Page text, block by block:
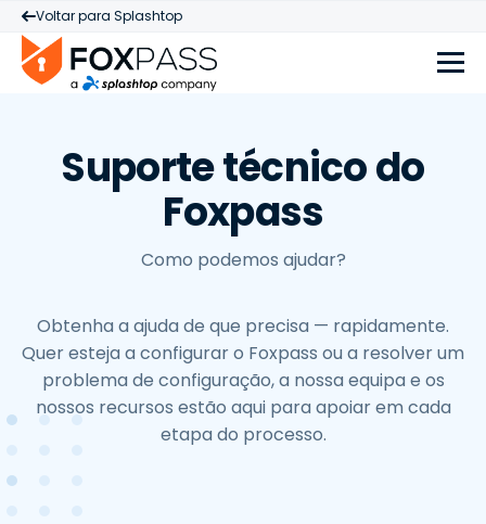
Voltar para Splashtop
Suporte técnico do
Foxpass
Como podemos ajudar?
Obtenha a ajuda de que precisa — rapidamente.
Quer esteja a configurar o Foxpass ou a resolver um
problema de configuração, a nossa equipa e os
nossos recursos estão aqui para apoiar em cada
etapa do processo.